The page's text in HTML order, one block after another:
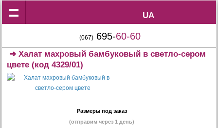
UA
UA
(067) 695-60-60
➜Халат махровый бамбуковый в светло-сером
цвете (код 4329/01)
Размеры под заказ
(отправим через 1 день)